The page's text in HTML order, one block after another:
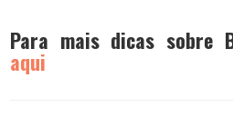
Para mais dicas sobre
aqui